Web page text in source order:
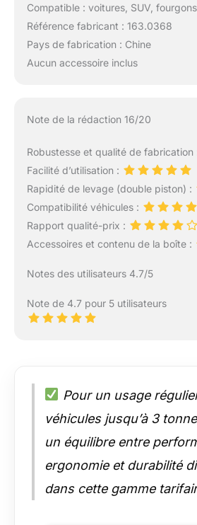
Compatible : voitures, SUV,
Référence fabricant : 163.0368
Pays de fabrication : Chine
Aucun accessoire inclus
Note de la rédaction 16/20
Robustesse et qualité de fabrication
Facilité d’utilisation :
Rapidité de levage (double piston) :
Compatibilité véhicules :
Rapport qualité-prix :
Accessoires et contenu de la boîte :
Notes des utilisateurs 4.7/5
Note de 4.7 pour 5 utilisateurs
Pour un usage
véhicules jusqu’à 3
un équilibre entre
ergonomie et durabilité
dans cette gamme